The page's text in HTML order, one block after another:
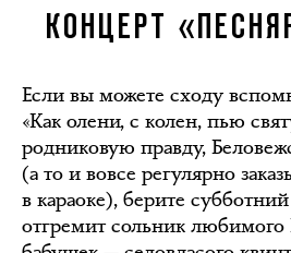
КОНЦЕРТ
Если вы можете сходу
«Как олени, с колен, пью
родниковую правду,
(а то и вовсе регулярно
в караоке), берите
отгремит сольник